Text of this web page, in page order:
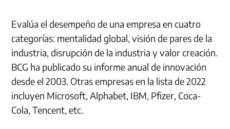
Evalúa el desempeño de una empresa en cuatro
categorías: mentalidad global, visión de pares de la
industria, disrupción de la industria y valor creación.
BCG ha publicado su informe anual de innovación
desde el 2003. Otras empresas en la lista de 2022
incluyen Microsoft, Alphabet, IBM, Pfizer, Coca-
Cola, Tencent, etc.